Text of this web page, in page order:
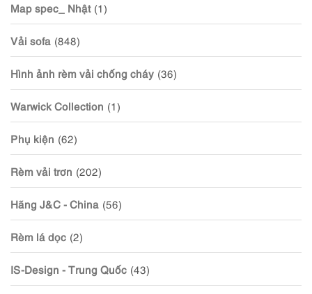
Map spec_ Nhật (1)
Vải sofa (848)
Hình ảnh rèm vải chống cháy (36)
Warwick Collection (1)
Phụ kiện (62)
Rèm vải trơn (202)
Hãng J&C - China (56)
Rèm lá dọc (2)
IS-Design - Trung Quốc (43)